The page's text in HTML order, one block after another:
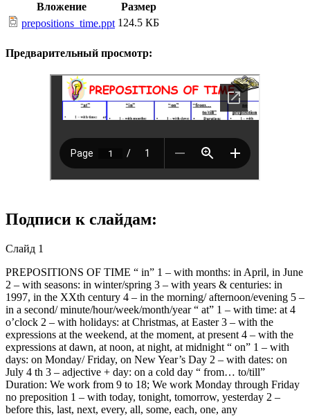
Вложение
Размер
prepositions_time.ppt 124.5 КБ
Предварительный просмотр:
Подписи к слайдам:
Слайд 1
PREPOSITIONS OF TIME “ in” 1 – with months: in April, in June
2 – with seasons: in winter/spring 3 – with years & centuries: in
1997, in the XXth century 4 – in the morning/ afternoon/evening 5 –
in a second/ minute/hour/week/month/year “ at” 1 – with time: at 4
o’clock 2 – with holidays: at Christmas, at Easter 3 – with the
expressions at the weekend, at the moment, at present 4 – with the
expressions at dawn, at noon, at night, at midnight “ on” 1 – with
days: on Monday/ Friday, on New Year’s Day 2 – with dates: on
July 4 th 3 – adjective + day: on a cold day “ from… to/till”
Duration: We work from 9 to 18; We work Monday through Friday
no preposition 1 – with today, tonight, tomorrow, yesterday 2 –
before this, last, next, every, all, some, each, one, any